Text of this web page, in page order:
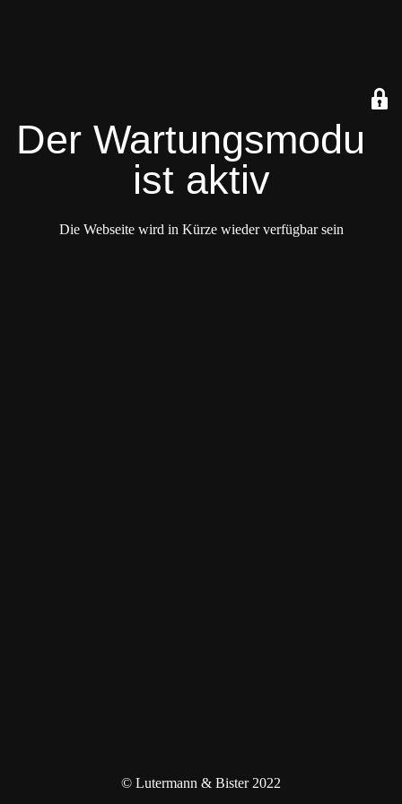
Der Wartungsmodus
ist aktiv
Die Webseite wird in Kürze wieder verfügbar sein
© Lutermann & Bister 2022